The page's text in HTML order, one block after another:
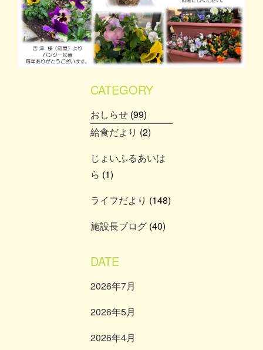
CATEGORY
おしらせ (99)
給食だより (2)
じょいふるあいは
ら (1)
ライフだより (148)
施設長ブログ (40)
DATE
2026年7月
2026年5月
2026年4月